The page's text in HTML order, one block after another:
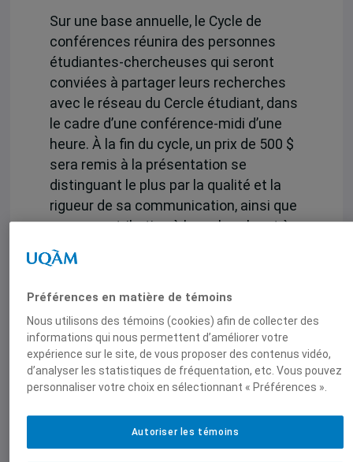
Sur une base annuelle, le Cycle de
conférences réunira des personnes
étudiantes-chercheuses qui seront
conviées à partager leurs recherches
avec le réseau du Cercle étudiant, dans
le cadre d’une conférence-midi d’une
heure. À la fin du cycle, un prix de 500 $
sera remis à la présentation se
distinguant le plus par la qualité et la
rigueur de sa communication, ainsi que
par sa contribution à la recherche et à
la promotion du droit international.
Notez également que le cycle de
Le thème du Cycle de conférences
2024-2025 est « Nouveaux horizons du
droit international : défis contemporains
limite pour les propositions de l’édition
Préférences en matière de témoins
Nous utilisons des témoins (cookies) afin de collecter des
informations qui nous permettent d’améliorer votre
expérience sur le site, de vous proposer des contenus vidéo,
d’analyser les statistiques de fréquentation, etc. Vous pouvez
personnaliser votre choix en sélectionnant « Préférences ».
Autoriser les témoins